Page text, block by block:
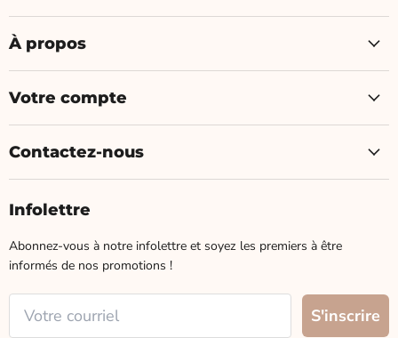
À propos
Votre compte
Contactez-nous
Infolettre
Abonnez-vous à notre infolettre et soyez les premiers à être
informés de nos promotions !